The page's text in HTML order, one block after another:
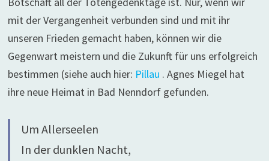
mit der Vergangenheit verbunden sind und mit ihr
unseren Frieden gemacht haben, können wir die
Gegenwart meistern und die Zukunft für uns erfolgreich
bestimmen (siehe auch hier: Pillau . Agnes Miegel hat
ihre neue Heimat in Bad Nenndorf gefunden.
Um Allerseelen
In der dunklen Nacht,